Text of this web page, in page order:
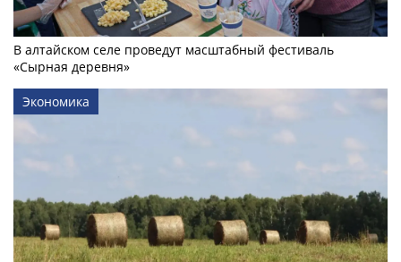
В алтайском селе проведут масштабный фестиваль
«Сырная деревня»
Экономика